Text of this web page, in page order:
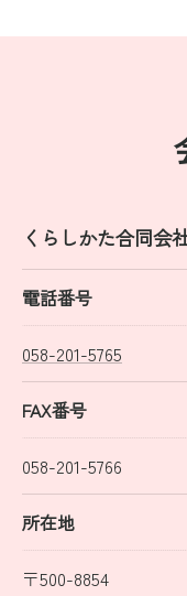
くらしかた合同会
電話番号
058-201-5765
FAX番号
058-201-5766
所在地
〒500-8854